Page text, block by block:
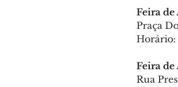
Feira de
Praça
Horário:
Feira de
Rua